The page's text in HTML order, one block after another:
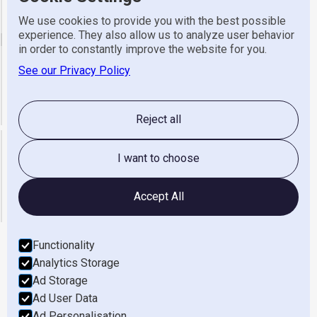
We use cookies to provide you with the best possible
experience. They also allow us to analyze user behavior
in order to constantly improve the website for you.
See our Privacy Policy
Reject all
I want to choose
Accept All
Functionality
Analytics Storage
Ad Storage
Ad User Data
email
Algemeen
Openingstijden
Werken Bij
Privacyverklaring